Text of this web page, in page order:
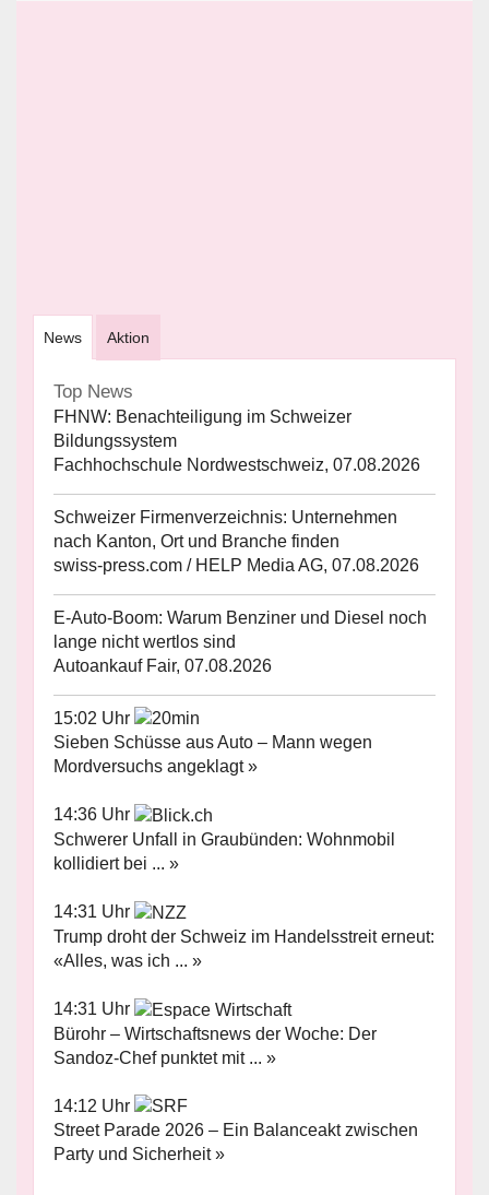
News Aktion
Top News
FHNW: Benachteiligung im Schweizer
Bildungssystem
Fachhochschule Nordwestschweiz, 07.08.2026
Schweizer Firmenverzeichnis: Unternehmen
nach Kanton, Ort und Branche finden
swiss-press.com / HELP Media AG, 07.08.2026
E-Auto-Boom: Warum Benziner und Diesel noch
lange nicht wertlos sind
Autoankauf Fair, 07.08.2026
15:02 Uhr
Sieben Schüsse aus Auto – Mann wegen
Mordversuchs angeklagt »
14:36 Uhr
Schwerer Unfall in Graubünden: Wohnmobil
kollidiert bei ... »
14:31 Uhr
Trump droht der Schweiz im Handelsstreit erneut:
«Alles, was ich ... »
14:31 Uhr
Bürohr – Wirtschaftsnews der Woche: Der
Sandoz-Chef punktet mit ... »
14:12 Uhr
Street Parade 2026 – Ein Balanceakt zwischen
Party und Sicherheit »